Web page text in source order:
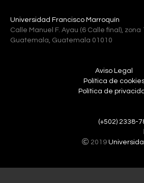
Universidad Francisco Marroquín
Calle Manuel F. Ayau (6 Calle final), zona
Guatemala, Guatemala 01010
Aviso Legal
Política de
Política de
(+502) 2338-
2019